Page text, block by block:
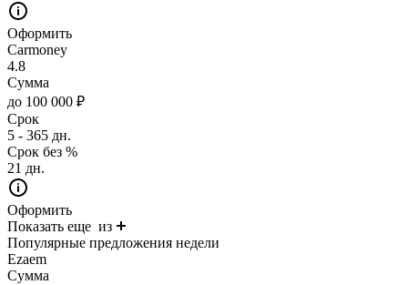
Оформить
Carmoney
4.8
Сумма
до 100 000 ₽
Срок
5 - 365 дн.
Срок без %
21 дн.
Оформить
Показать еще из
Популярные предложения недели
Ezaem
Сумма